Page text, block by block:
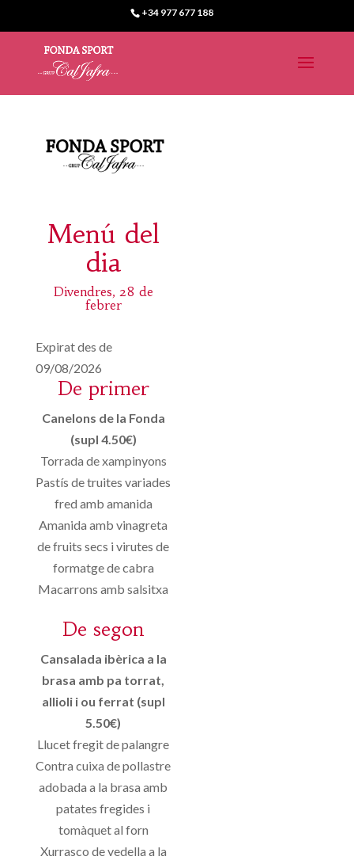
+34 977 677 188
Menú del
dia
Divendres, 28 de
febrer
Expirat des de
09/08/2026
De primer
Canelons de la Fonda
(supl 4.50€)
Torrada de xampinyons
Pastís de truites variades
fred amb amanida
Amanida amb vinagreta
de fruits secs i virutes de
formatge de cabra
Macarrons amb salsitxa
De segon
Cansalada ibèrica a la
brasa amb pa torrat,
allioli i ou ferrat (supl
5.50€)
Llucet fregit de palangre
Contra cuixa de pollastre
adobada a la brasa amb
patates fregides i
tomàquet al forn
Xurrasco de vedella a la